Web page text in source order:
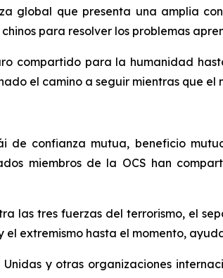
global que presenta una amplia
para resolver los problemas
compartido para la humanidad
el camino a seguir mientras que el
de confianza mutua, beneficio
miembros de la OCS han
las tres fuerzas del terrorismo, el
el extremismo hasta el momento,
y otras organizaciones